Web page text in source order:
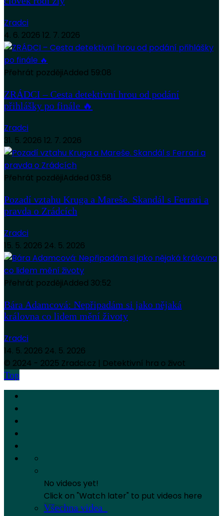
Zradci
4. 6. 2026 12. 7. 2026
Přehrát pozdějiAdded 59:08
ZRÁDCI – Cesta detektivní hrou od podání
přihlášky po finále 🔥
Zradci
31. 5. 2026 12. 7. 2026
Přehrát pozdějiAdded 03:58
Pozadí vztahu Kruga a Mareše. Skandál s Ferrari a
pravda o Zrádcích
Zradci
15. 5. 2026 24. 5. 2026
Přehrát pozdějiAdded 30:52
Bára Adamcová: Nepřipadám si jako nějaká
královna co lidem mění životy
Zradci
14. 5. 2026 24. 5. 2026
© 2024 - 2025 Zradci.cz | Detektivní hra o život
Top
No videos yet!
Click on "Watch later" to put videos here
Všechna videa